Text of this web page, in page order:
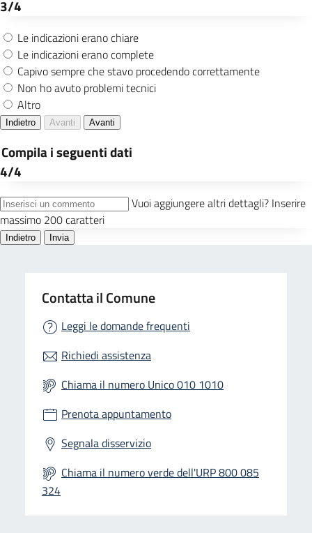
Contatta il Comune
Leggi le domande frequenti
Richiedi assistenza
Chiama il numero Unico 010 1010
Prenota appuntamento
Segnala disservizio
Chiama il numero verde dell'URP 800 085
324